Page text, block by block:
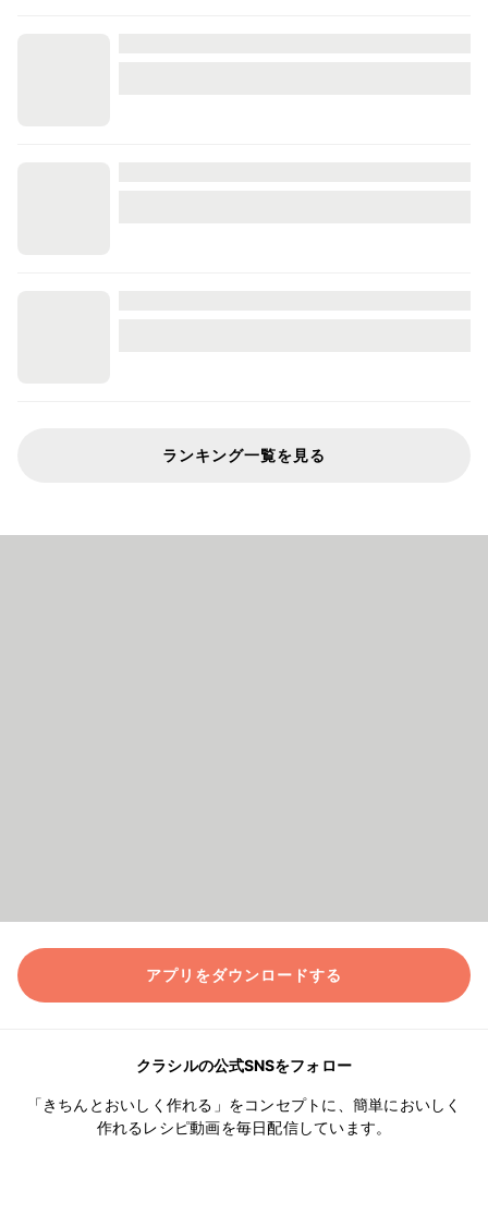
ランキング一覧を見る
アプリをダウンロードする
クラシルの公式SNSをフォロー
「きちんとおいしく作れる」をコンセプトに、簡単においしく
作れるレシピ動画を毎日配信しています。